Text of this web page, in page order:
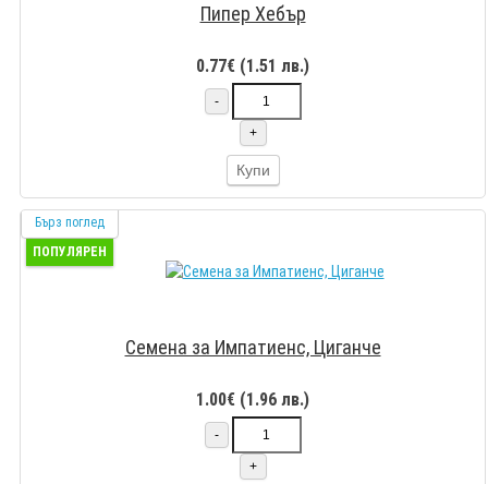
Пипер Хебър
0.77€ (1.51 лв.)
-
+
Купи
Бърз поглед
ПОПУЛЯРЕН
Семена за Импатиенс, Циганче
1.00€ (1.96 лв.)
-
+